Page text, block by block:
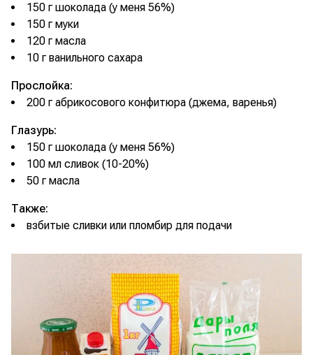
150 г шоколада (у меня 56%)
150 г муки
120 г масла
10 г ванильного сахара
Прослойка:
200 г абрикосового конфитюра (джема, варенья)
Глазурь:
150 г шоколада (у меня 56%)
100 мл сливок (10-20%)
50 г масла
Также:
взбитые сливки или пломбир для подачи